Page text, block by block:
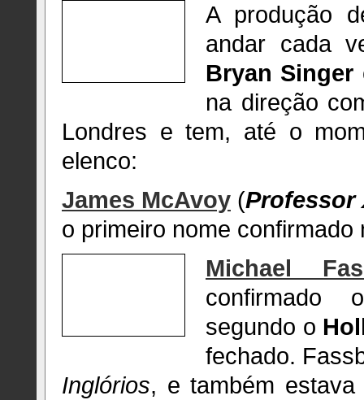
A produção
andar cada
Bryan Singer
na direção
Londres e tem, até o
elenco:
James McAvoy (Professor
o primeiro nome confirmado
Michael
confirmado
segundo o
fechado.
Inglórios, e também